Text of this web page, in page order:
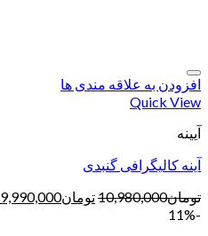
افزودن به علاقه مندی ها
Quick View
آیینه
آینه کالیگرافی گنبدی
تومان10,980,000تومان9,990,000
-11%